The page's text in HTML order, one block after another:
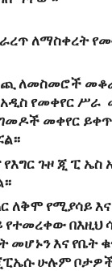
ለማስቀረት
ወጪ ለመስመሮች
የመቀየር ሥራ
መቀየር
ጉዞ ጂ ፒ
ለቅሞ የሚያሳይ
በእዚህ
መሆኑን እና የቤት
ሁሉም ቦታዎች